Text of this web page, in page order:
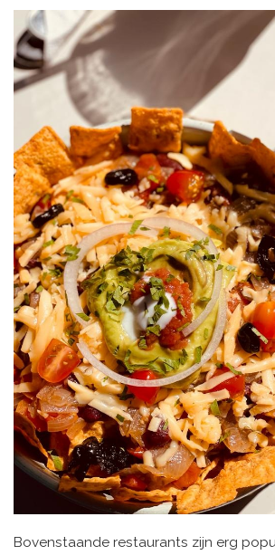
Bovenstaande restaurants zijn erg